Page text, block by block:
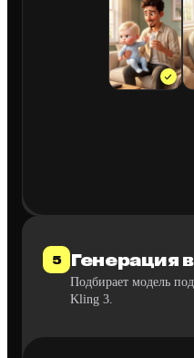
5 Генерация
Подбирает модель
Kling 3.